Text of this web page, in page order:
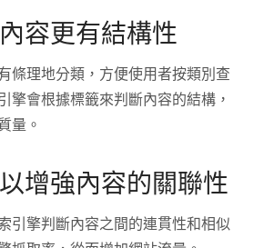
容更有結構性
條理地分類，方便使用者按類別查
擎會根據標籤來判斷內容的結構，
量。
增強內容的關聯性
引擎判斷內容之間的連貫性和相似